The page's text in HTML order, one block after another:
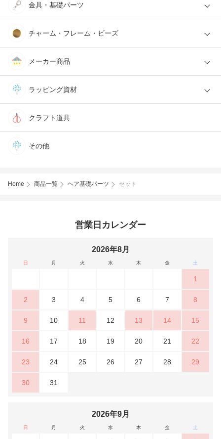
金具・基礎パーツ
チャーム・フレーム・ビーズ
メーカー商品
ラッピング資材
クラフト道具
その他
Home 商品一覧 ヘア基礎パーツ セット
営業日カレンダー
2026年8月
日 月 火 水 木 金 土
1
2 3 4 5 6 7 8
9 10 11 12 13 14 15
16 17 18 19 20 21 22
23 24 25 26 27 28 29
30 31
2026年9月
日 月 火 水 木 金 土